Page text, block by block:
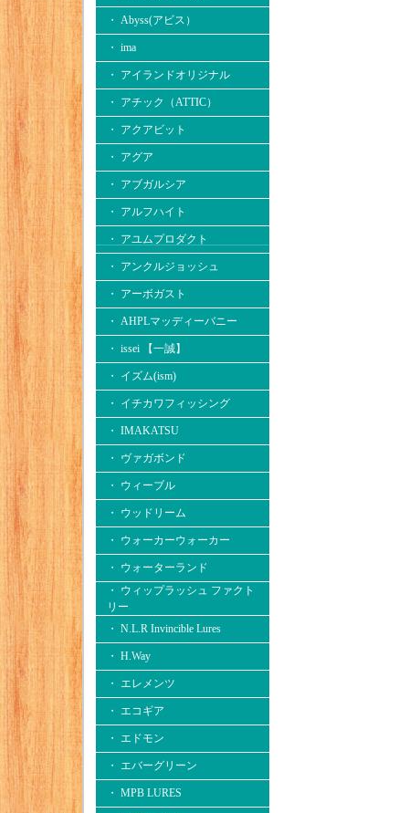
・ Abyss(アビス）
・ ima
・ アイランドオリジナル
・ アチック（ATTIC）
・ アクアビット
・ アグア
・ アブガルシア
・ アルフハイト
・ アユムプロダクト
・ アンクルジョッシュ
・ アーボガスト
・ AHPLマッディーバニー
・ issei 【一誠】
・ イズム(ism)
・ イチカワフィッシング
・ IMAKATSU
・ ヴァガボンド
・ ウィーブル
・ ウッドリーム
・ ウォーカーウォーカー
・ ウォーターランド
・ ウィップラッシュ ファクト
リー
・ N.L.R Invincible Lures
・ H.Way
・ エレメンツ
・ エコギア
・ エドモン
・ エバーグリーン
・ MPB LURES